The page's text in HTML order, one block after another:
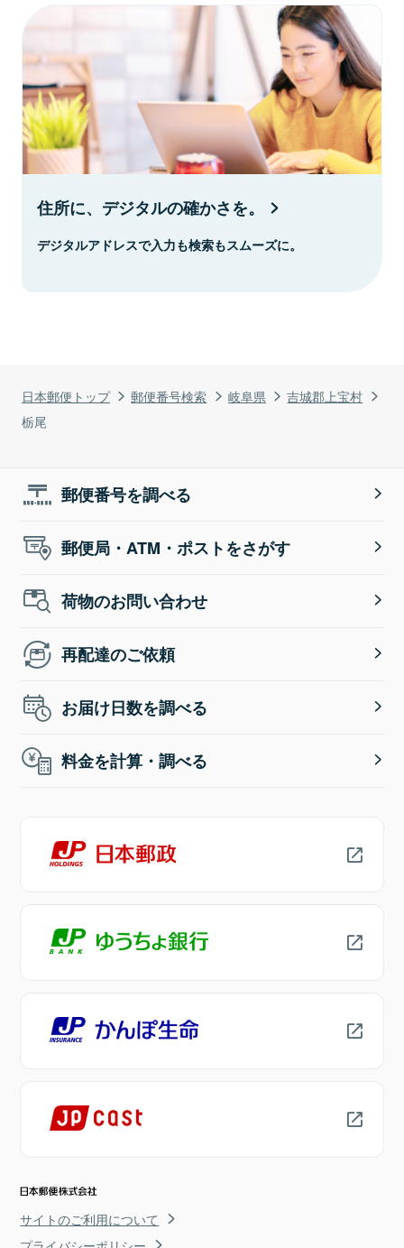
日本郵便トップ 郵便番号検索 岐阜県
吉城郡上宝村
栃尾
住所に、デジタルの確かさを。
デジタルアドレスで入力も検索もスムーズに。
郵便番号を調べる
郵便局・ATM・ポストをさがす
荷物のお問い合わせ
再配達のご依頼
お届け日数を調べる
料金を計算・調べる
サイトのご利用について